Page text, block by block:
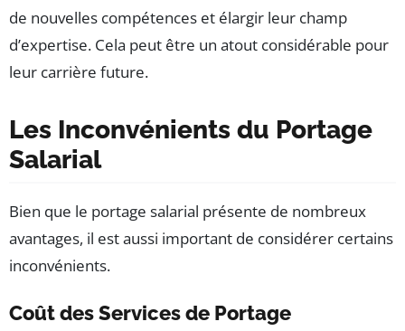
de nouvelles compétences et élargir leur champ
d’expertise. Cela peut être un atout considérable pour
leur carrière future.
Les Inconvénients du Portage
Salarial
Bien que le portage salarial présente de nombreux
avantages, il est aussi important de considérer certains
inconvénients.
Coût des Services de Portage